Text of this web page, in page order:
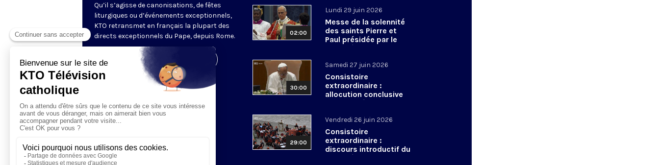
Qu’il s’agisse de canonisations, de fêtes
liturgiques ou d’événements exceptionnels,
KTO retransmet en français la plupart des
directs exceptionnels du Pape, depuis Rome.
Visiter la page de l'émission
02:00
Lundi 29 juin 2026
Messe de la solennité
des saints Pierre et
Paul présidée par le
pape Léon XIV - 29 juin
30:00
Samedi 27 juin 2026
Consistoire
extraordinaire :
allocution conclusive
du pape Léon XIV et Te
29:00
Vendredi 26 juin 2026
Consistoire
extraordinaire :
discours introductif du
pape Léon XIV - 26 juin